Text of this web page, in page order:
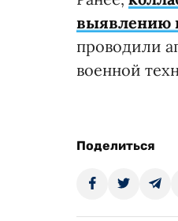
выявлению
проводили
военной
Поделиться